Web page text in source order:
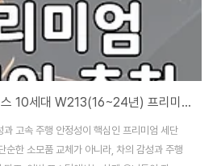
메르세데스 벤츠 E-클래스 10세대 W213(16~24년) 프리미엄 타이어 추천 국산 vs 수입 비교
고속 주행 안정성이 핵심인 프리미엄 세단
순한 소모품 교체가 아니라, 차의 감성과 주행